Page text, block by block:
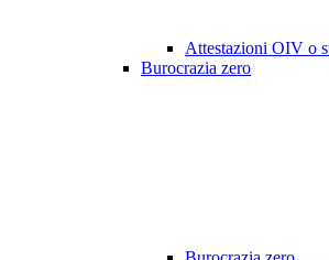
Attestazioni OIV o
Burocrazia zero